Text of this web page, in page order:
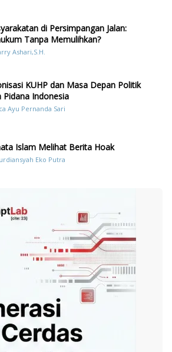
di Persimpangan Jalan:
Tanpa Memulihkan?
Ashari,S.H.
KUHP dan Masa Depan Politik
Pidana Indonesia
Ayu Pernanda Sari
Islam Melihat Berita Hoak
Eko Putra